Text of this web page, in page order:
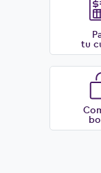
tu